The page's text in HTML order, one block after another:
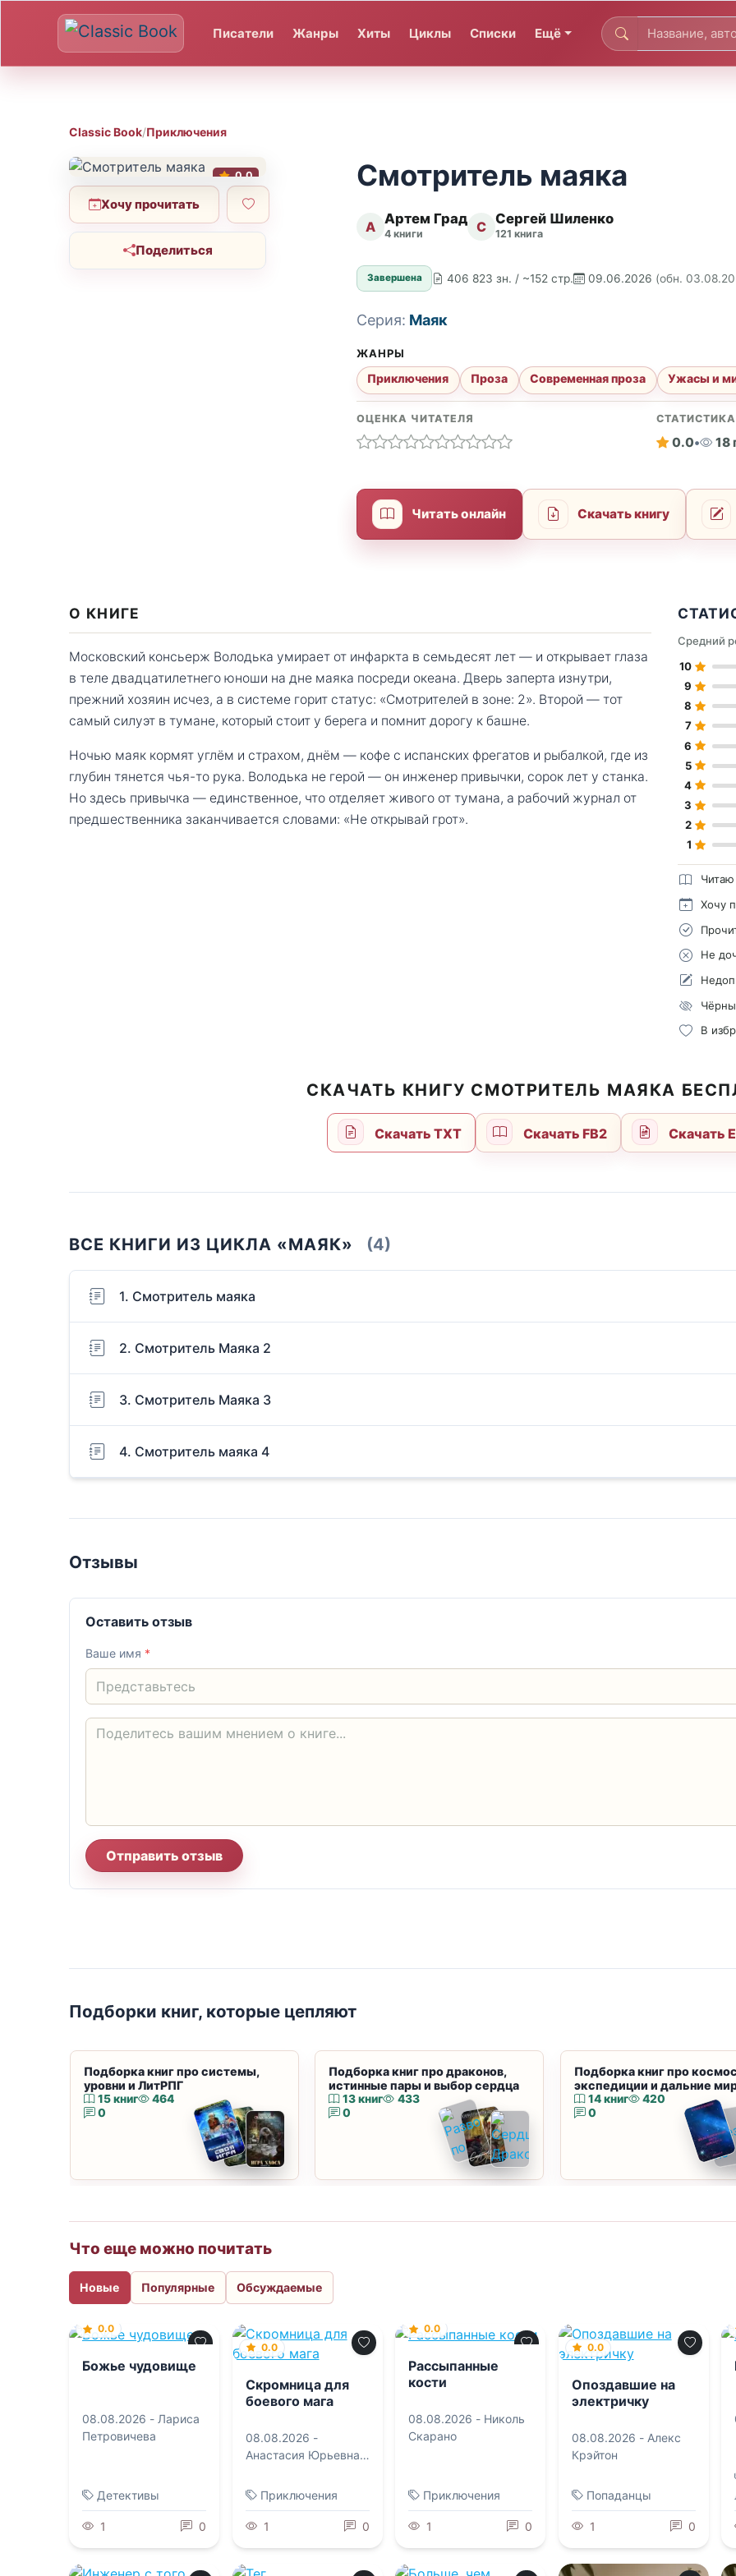
Писатели Жанры Хиты Циклы Списки Ещё
Classic Book/Приключения
0.0
Хочу прочитать
Поделиться
Смотритель маяка
А Артем Град
4 книги С Сергей Шиленко
121 книга
Завершена 406 823 зн. / ~152 стр. 09.06.2026 (обн.
Серия: Маяк
ЖАНРЫ
Приключения Проза Современная проза Ужасы и
ОЦЕНКА ЧИТАТЕЛЯ СТАТИСТИКА
0.0• 18
Читать онлайн Скачать книгу
О КНИГЕ
Московский консьерж Володька умирает от инфаркта в семьдесят лет — и открывает глаза
в теле двадцатилетнего юноши на дне маяка посреди океана. Дверь заперта изнутри,
прежний хозяин исчез, а в системе горит статус: «Смотрителей в зоне: 2». Второй — тот
самый силуэт в тумане, который стоит у берега и помнит дорогу к башне.
Ночью маяк кормят углём и страхом, днём — кофе с испанских фрегатов и рыбалкой, где из
глубин тянется чья-то рука. Володька не герой — он инженер привычки, сорок лет у станка.
Но здесь привычка — единственное, что отделяет живого от тумана, а рабочий журнал от
предшественника заканчивается словами: «Не открывай грот».
Средний
10
9
8
7
6
5
4
3
2
1
Читаю
Хочу
Не
В
СКАЧАТЬ КНИГУ СМОТРИТЕЛЬ МАЯКА
Скачать TXT Скачать FB2 Скачать
ВСЕ КНИГИ ИЗ ЦИКЛА «МАЯК» (4)
1. Смотритель маяка
2. Смотритель Маяка 2
3. Смотритель Маяка 3
4. Смотритель маяка 4
Отзывы
Оставить отзыв
Ваше имя *
Отправить отзыв
Подборки книг, которые цепляют
Подборка книг про системы,
уровни и ЛитРПГ
15 книг
464
0
Подборка книг про драконов,
истинные пары и выбор сердца
13 книг
433
0
Подборка книг про
экспедиции и дальние
14 книг
420
0
Что еще можно почитать
Новые Популярные Обсуждаемые
0.0
Божье чудовище
08.08.2026 - Лариса
Петровичева
Детективы
1 0
0.0
Скромница для
боевого мага
08.08.2026 -
Анастасия Юрьевна
Приключения
1 0
0.0
Рассыпанные
кости
08.08.2026 - Николь
Скарано
Приключения
1 0
0.0
Опоздавшие на
электричку
08.08.2026 - Алекс
Крэйтон
Попаданцы
1 0